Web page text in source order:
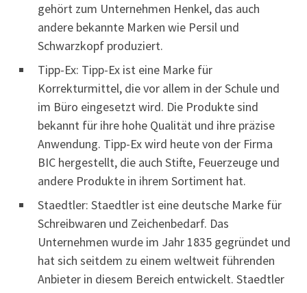
gehört zum Unternehmen Henkel, das auch
andere bekannte Marken wie Persil und
Schwarzkopf produziert.
Tipp-Ex: Tipp-Ex ist eine Marke für
Korrekturmittel, die vor allem in der Schule und
im Büro eingesetzt wird. Die Produkte sind
bekannt für ihre hohe Qualität und ihre präzise
Anwendung. Tipp-Ex wird heute von der Firma
BIC hergestellt, die auch Stifte, Feuerzeuge und
andere Produkte in ihrem Sortiment hat.
Staedtler: Staedtler ist eine deutsche Marke für
Schreibwaren und Zeichenbedarf. Das
Unternehmen wurde im Jahr 1835 gegründet und
hat sich seitdem zu einem weltweit führenden
Anbieter in diesem Bereich entwickelt. Staedtler